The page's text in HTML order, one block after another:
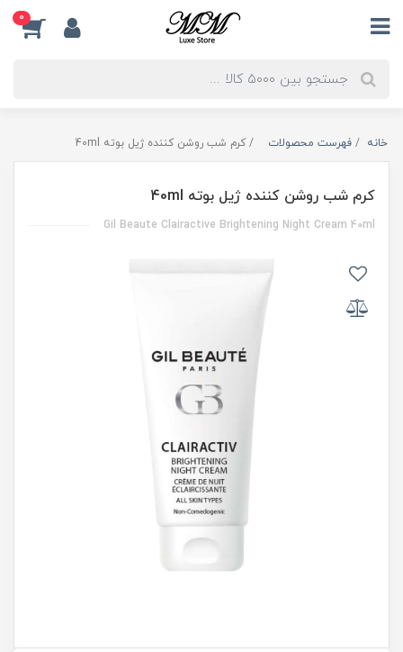
0
خانه فهرست محصولات کرم شب روشن کننده ژیل بوته 40ml
کرم شب روشن کننده ژیل بوته 40ml
Gil Beaute Clairactive Brightening Night Cream 40ml